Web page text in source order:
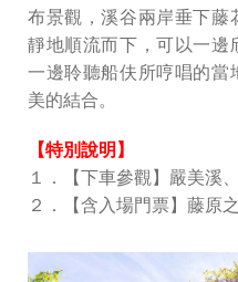
布景觀，溪谷兩岸垂下藤
靜地順流而下，可以一邊
一邊聆聽船伕所哼唱的當
美的結合。
【特別說明】
１．【下車參觀】嚴美溪
２．【含入場門票】藤原